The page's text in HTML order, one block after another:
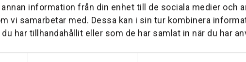
information från din enhet till de sociala medier och
vi samarbetar med. Dessa kan i sin tur kombinera
har tillhandahållit eller som de har samlat in när du har
i verkstad
Telefon: 0500-414
E-mail:
Gå till vår